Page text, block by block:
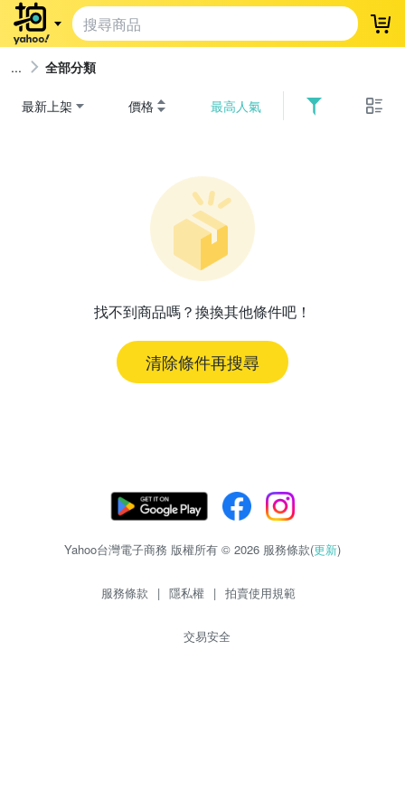
登
全部分類
最新上架 價格 最高人氣
找不到商品嗎？換換其他條件吧！
清除條件再搜尋
Yahoo台灣電子商務 版權所有 © 2026 服務條款(更新)
服務條款 | 隱私權 | 拍賣使用規範
交易安全